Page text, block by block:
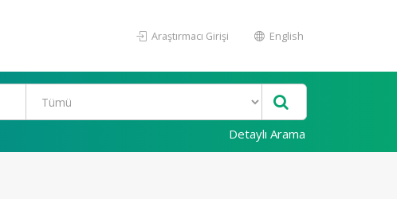
Araştırmacı Girişi English
Detaylı Arama